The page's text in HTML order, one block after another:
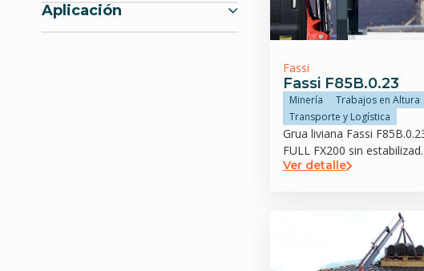
Aplicación
Fassi
Fassi F85B.0.23
Minería
Trabajos en Altura
Transporte y Logística
Grua liviana Fassi
FULL FX200 sin
trasero
Ver detalle